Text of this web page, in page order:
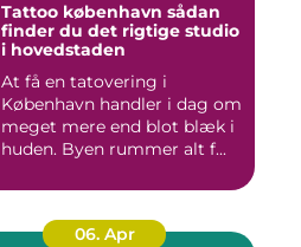
Tattoo københavn sådan
finder du det rigtige studio
i hovedstaden
At få en tatovering i
København handler i dag om
meget mere end blot blæk i
huden. Byen rummer alt f...
06. Apr